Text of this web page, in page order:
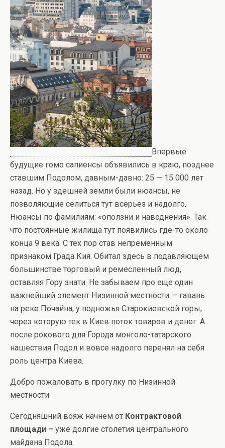
Впервые
будущие гомо сапиенсы объявились в краю, позднее
ставшим Подолом, давным-давно: 25 — 15 000 лет
назад. Но у здешней земли были нюансы, не
позволяющие селиться тут всерьез и надолго.
Нюансы по фамилиям: «оползни и наводнения». Так
что постоянные жилища тут появились где-то около
конца 9 века. С тех пор став непременным
признаком Града Кия. Обитал здесь в подавляющем
большинстве торговый и ремесленный люд,
оставляя Гору знати. Не забываем про еще один
важнейший элемент Низинной местности — гавань
на реке Почайна, у подножья Старокиевской горы,
через которую тек в Киев поток товаров и денег. А
после рокового для Города монголо-татарского
нашествия Подол и вовсе надолго перенял на себя
роль центра Киева.
Добро пожаловать в прогулку по Низинной
местности.
Сегодняшний вояж начнем от Контрактовой
площади – уже долгие столетия центрального
майдана Подола.